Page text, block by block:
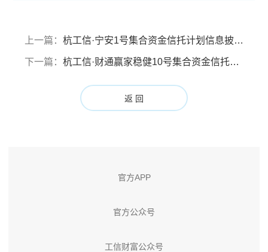
上一篇： 杭工信·宁安1号集合资金信托计划信息披露报告 （第六信托季度：2023年6月22日-2023年9月21日）
下一篇： 杭工信·财通赢家稳健10号集合资金信托计划设置第【3】核算期认购日的公告
返 回
官方APP
官方公众号
工信财富公众号